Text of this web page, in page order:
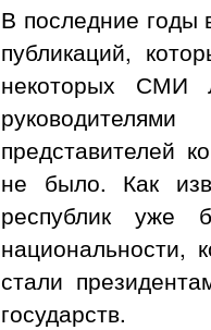
В последние
публикаций,
некоторых СМИ
представителей
не было. Как
республик уже
национальности,
стали
государств.